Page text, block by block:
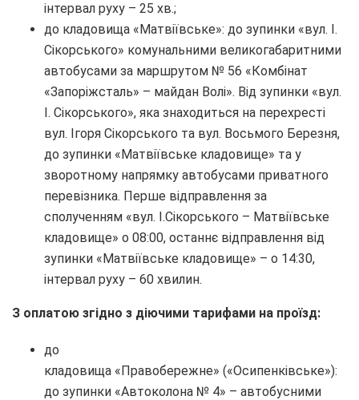
інтервал руху – 25 хв.;
до кладовища «Матвіївське»: до зупинки «вул. І.
Сікорського» комунальними великогабаритними
автобусами за маршрутом № 56 «Комбінат
«Запоріжсталь» – майдан Волі». Від зупинки «вул.
І. Сікорського», яка знаходиться на перехресті
вул. Ігоря Сікорського та вул. Восьмого Березня,
до зупинки «Матвіївське кладовище» та у
зворотному напрямку автобусами приватного
перевізника. Перше відправлення за
сполученням «вул. І.Сікорського – Матвіївське
кладовище» о 08:00, останнє відправлення від
зупинки «Матвіївське кладовище» – о 14:30,
інтервал руху – 60 хвилин.
З оплатою згідно з діючими тарифами на проїзд:
до
кладовища «Правобережне» («Осипенківське»):
до зупинки «Автоколона № 4» – автобусними